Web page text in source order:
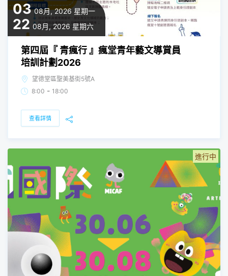
03 08月, 2026 星期一
22 08月, 2026 星期六
第四屆『 青瘋行 』瘋堂青年藝文導賞員
培訓計劃2026
望德堂區聖美基街5號A
8:00 - 18:00
查看詳情
進行中